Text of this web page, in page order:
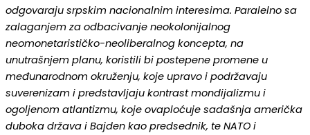
odgovaraju srpskim nacionalnim interesima. Paralelno sa
zalaganjem za odbacivanje neokolonijalnog
neomonetarističko-neoliberalnog koncepta, na
unutrašnjem planu, koristili bi postepene promene u
međunarodnom okruženju, koje upravo i podržavaju
suverenizam i predstavljaju kontrast mondijalizmu i
ogoljenom atlantizmu, koje ovaploćuje sadašnja američka
duboka država i Bajden kao predsednik, te NATO i